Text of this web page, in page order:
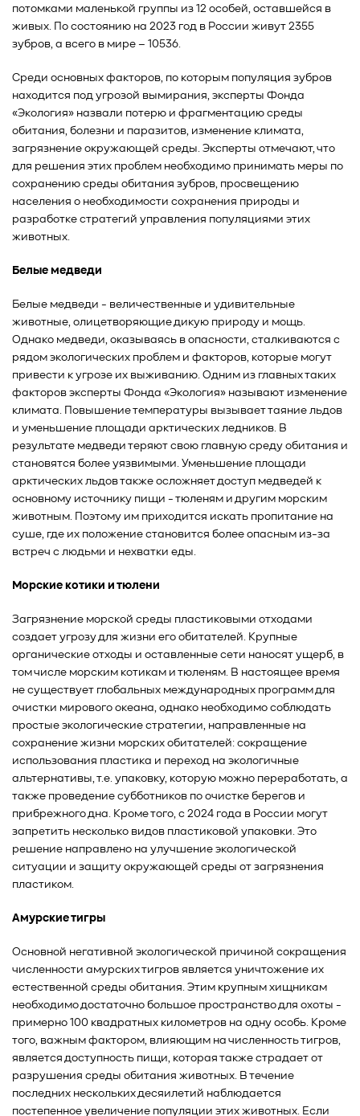
потомками маленькой группы из 12 особей, оставшейся в
живых. По состоянию на 2023 год в России живут 2355
зубров, а всего в мире – 10536.
Среди основных факторов, по которым популяция зубров
находится под угрозой вымирания, эксперты Фонда
«Экология» назвали потерю и фрагментацию среды
обитания, болезни и паразитов, изменение климата,
загрязнение окружающей среды. Эксперты отмечают, что
для решения этих проблем необходимо принимать меры по
сохранению среды обитания зубров, просвещению
населения о необходимости сохранения природы и
разработке стратегий управления популяциями этих
животных.
Белые медведи
Белые медведи - величественные и удивительные
животные, олицетворяющие дикую природу и мощь.
Однако медведи, оказываясь в опасности, сталкиваются с
рядом экологических проблем и факторов, которые могут
привести к угрозе их выживанию. Одним из главных таких
факторов эксперты Фонда «Экология» называют изменение
климата. Повышение температуры вызывает таяние льдов
и уменьшение площади арктических ледников. В
результате медведи теряют свою главную среду обитания и
становятся более уязвимыми. Уменьшение площади
арктических льдов также осложняет доступ медведей к
основному источнику пищи - тюленям и другим морским
животным. Поэтому им приходится искать пропитание на
суше, где их положение становится более опасным из-за
встреч с людьми и нехватки еды.
Морские котики и тюлени
Загрязнение морской среды пластиковыми отходами
создает угрозу для жизни его обитателей. Крупные
органические отходы и оставленные сети наносят ущерб, в
том числе морским котикам и тюленям. В настоящее время
не существует глобальных международных программ для
очистки мирового океана, однако необходимо соблюдать
простые экологические стратегии, направленные на
сохранение жизни морских обитателей: сокращение
использования пластика и переход на экологичные
альтернативы, т.е. упаковку, которую можно переработать, а
также проведение субботников по очистке берегов и
прибрежного дна. Кроме того, с 2024 года в России могут
запретить несколько видов пластиковой упаковки. Это
решение направлено на улучшение экологической
ситуации и защиту окружающей среды от загрязнения
пластиком.
Амурские тигры
Основной негативной экологической причиной сокращения
численности амурских тигров является уничтожение их
естественной среды обитания. Этим крупным хищникам
необходимо достаточно большое пространство для охоты -
примерно 100 квадратных километров на одну особь. Кроме
того, важным фактором, влияющим на численность тигров,
является доступность пищи, которая также страдает от
разрушения среды обитания животных. В течение
последних нескольких десяилетий наблюдается
постепенное увеличение популяции этих животных. Если